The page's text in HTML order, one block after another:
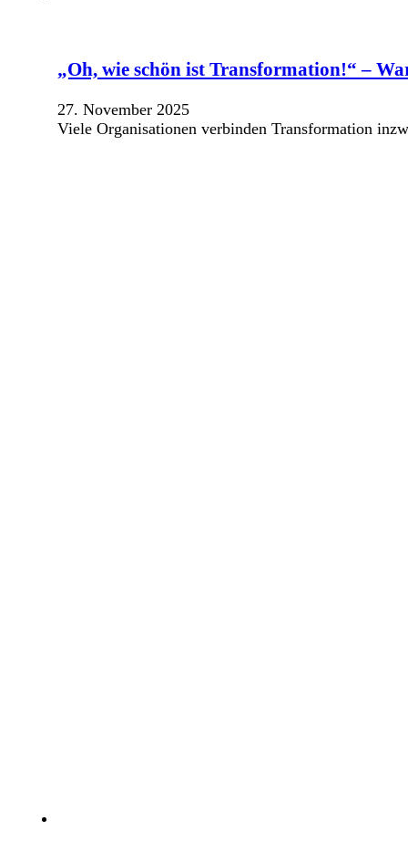
„Oh, wie schön ist Transformation!“ –
27. November 2025
Viele Organisationen verbinden Transformation